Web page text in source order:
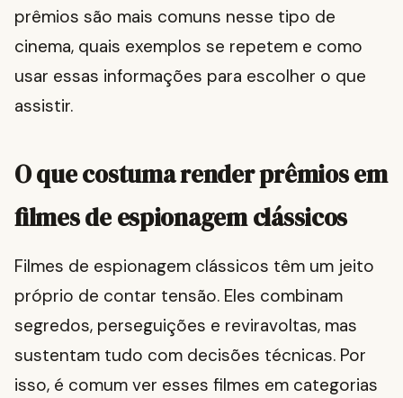
prêmios são mais comuns nesse tipo de
cinema, quais exemplos se repetem e como
usar essas informações para escolher o que
assistir.
O que costuma render prêmios em
filmes de espionagem clássicos
Filmes de espionagem clássicos têm um jeito
próprio de contar tensão. Eles combinam
segredos, perseguições e reviravoltas, mas
sustentam tudo com decisões técnicas. Por
isso, é comum ver esses filmes em categorias